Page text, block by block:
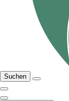
Suchen